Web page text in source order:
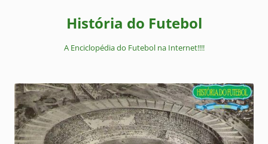
História do Futebol
A Enciclopédia do Futebol na Internet!!!!